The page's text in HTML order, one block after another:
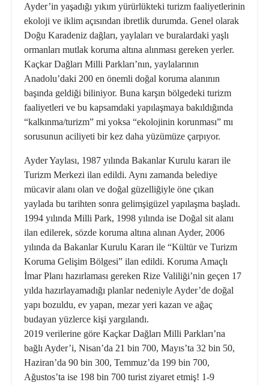
Ayder’in yaşadığı yıkım yürürlükteki turizm faaliyetlerinin
ekoloji ve iklim açısından ibretlik durumda. Genel olarak
Doğu Karadeniz dağları, yaylaları ve buralardaki yaşlı
ormanları mutlak koruma altına alınması gereken yerler.
Kaçkar Dağları Milli Parkları’nın, yaylalarının
Anadolu’daki 200 en önemli doğal koruma alanının
başında geldiği biliniyor. Buna karşın bölgedeki turizm
faaliyetleri ve bu kapsamdaki yapılaşmaya bakıldığında
“kalkınma/turizm” mi yoksa “ekolojinin korunması” mı
sorusunun aciliyeti bir kez daha yüzümüze çarpıyor.
Ayder Yaylası, 1987 yılında Bakanlar Kurulu kararı ile
Turizm Merkezi ilan edildi. Aynı zamanda belediye
mücavir alanı olan ve doğal güzelliğiyle öne çıkan
yaylada bu tarihten sonra gelimşigüzel yapılaşma başladı.
1994 yılında Milli Park, 1998 yılında ise Doğal sit alanı
ilan edilerek, sözde koruma altına alınan Ayder, 2006
yılında da Bakanlar Kurulu Kararı ile “Kültür ve Turizm
Koruma Gelişim Bölgesi” ilan edildi. Koruma Amaçlı
İmar Planı hazırlaması gereken Rize Valiliği’nin geçen 17
yılda hazırlayamadığı planlar nedeniyle Ayder’de doğal
yapı bozuldu, ev yapan, mezar yeri kazan ve ağaç
budayan yüzlerce kişi yargılandı.
2019 verilerine göre Kaçkar Dağları Milli Parkları’na
bağlı Ayder’i, Nisan’da 21 bin 700, Mayıs’ta 32 bin 50,
Haziran’da 90 bin 300, Temmuz’da 199 bin 700,
Ağustos’ta ise 198 bin 700 turist ziyaret etmiş! 1-9